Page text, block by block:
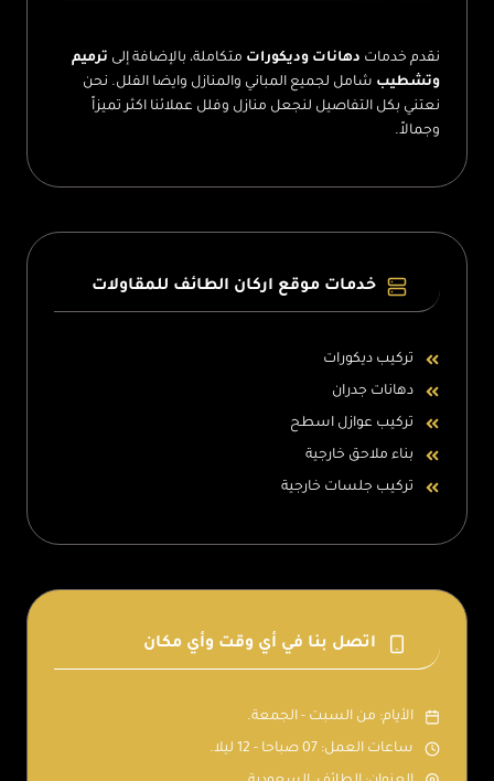
نقدم خدمات دهانات وديكورات متكاملة، بالإضافة إلى ترميم
وتشطيب شامل لجميع المباني والمنازل وايضا الفلل. نحن
نعتني بكل التفاصيل لنجعل منازل وفلل عملائنا اكثر تميزاً
وجمالاً.
خدمات موقع اركان الطائف للمقاولات
تركيب ديكورات
دهانات جدران
تركيب عوازل اسطح
بناء ملاحق خارجية
تركيب جلسات خارجية
اتصل بنا في أي وقت وأي مكان
الأيام: من السبت - الجمعة.
ساعات العمل: 07 صباحا - 12 ليلا.